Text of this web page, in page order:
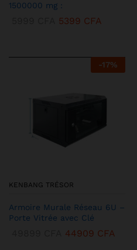
1500000 mg :
5399 CFA
-17%
KENBANG TRÉSOR
Armoire Murale Réseau 6U –
Porte Vitrée avec Clé
44909 CFA